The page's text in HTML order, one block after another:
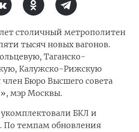
лет столичный метрополитен
тысяч новых вагонов.
Таганско-
Калужско-Рижскую
Бюро Высшего совета
мэр Москвы.
БКЛ и
По темпам обновления